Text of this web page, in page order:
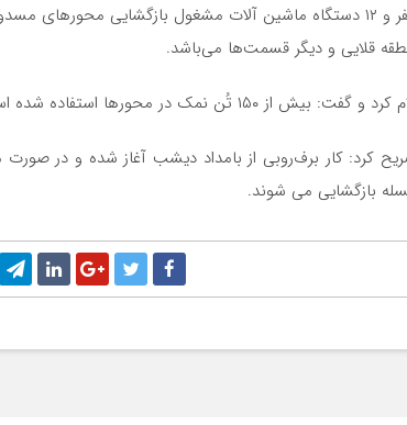
وی با بیان اینکه اکنون ۴ اکیپ راهداری در قالب ۳۰ نفر و ۱۲ دستگاه ماشین آلات مشغول‌ بازگشایی
قلایی و دیگر قسمت‌ها می‌باشد.
کرد: کار برف‌روبی از بامداد دیشب آغاز شده و در
بازگشایی می شوند.